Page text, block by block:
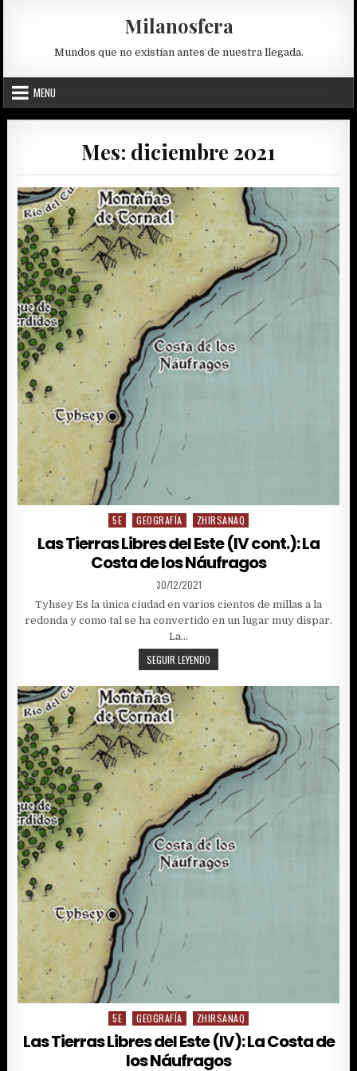
Milanosfera
Mundos que no existían antes de nuestra llegada.
MENU
Mes: diciembre 2021
Posted
5E GEOGRAFÍA ZHIRSANAQ
Las Tierras Libres del Este (IV cont.): La
Costa de los Náufragos
PUBLISHED
DATE:
30/12/2021
Tyhsey Es la única ciudad en varios cientos de millas a la
redonda y como tal se ha convertido en un lugar muy dispar.
La…
SEGUIR LEYENDO
TIERRAS
LIBRES
DEL
ESTE
(IV
CONT.):
LA
COSTA
DE
LOS
NÁUFRAGOS
Posted
in
5E GEOGRAFÍA ZHIRSANAQ
Las Tierras Libres del Este (IV): La Costa de
los Náufragos